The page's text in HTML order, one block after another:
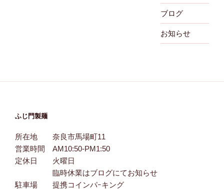
ブログ
お知らせ
ふじ門製麺
所在地 奈良市馬場町11
営業時間 AM10:50-PM1:50
定休日 火曜日
臨時休業はブログにてお知らせ
駐車場 提携コインパｰキング